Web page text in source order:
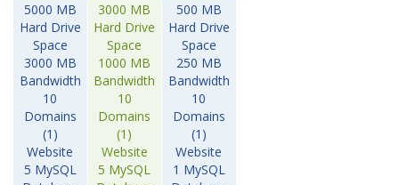
5000 MB
Hard Drive
Space
3000 MB
Bandwidth
10
Domains
(1)
Website
5 MySQL
3000 MB
Hard Drive
Space
1000 MB
Bandwidth
10
Domains
(1)
Website
5 MySQL
500 MB
Hard Drive
Space
250 MB
Bandwidth
10
Domains
(1)
Website
1 MySQL